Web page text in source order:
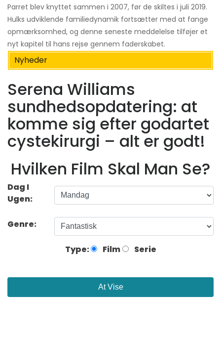
Parret blev knyttet sammen i 2007, før de skiltes i juli 2019.
Hulks udviklende familiedynamik fortsætter med at fange
opmærksomhed, og denne seneste meddelelse tilføjer et
nyt kapitel til hans rejse gennem faderskabet.
Nyheder
Serena Williams
sundhedsopdatering: at
komme sig efter godartet
cystekirurgi – alt er godt!
Hvilken Film Skal Man Se?
Dag I
Ugen:
Genre:
Type: Film Serie
At Vise